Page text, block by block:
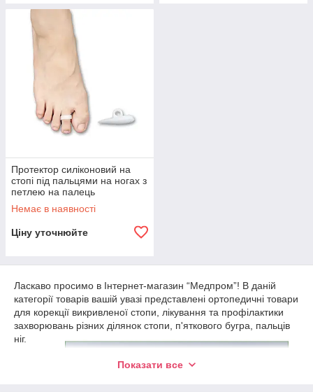
Протектор силіконовий на
стопі під пальцями на ногах з
петлею на палець
(пара-2шт.)
Немає в наявності
Ціну уточнюйте
Ласкаво просимо в Інтернет-магазин “Медпром”! В даній
категорії товарів вашій увазі представлені ортопедичні товари
для корекції викривленої стопи, лікування та профілактики
захворювань різних ділянок стопи, п'яткового бугра, пальців
ніг.
Показати все